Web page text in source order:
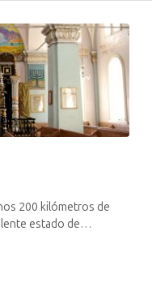
200 kilómetros de
estado de